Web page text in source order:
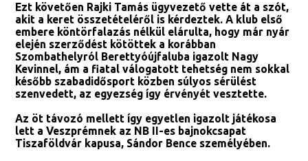
Ezt követően Rajki Tamás ügyvezető vette át a szót,
akit a keret összetételéről is kérdeztek. A klub első
embere köntörfalazás nélkül elárulta, hogy már nyár
elején szerződést kötöttek a korábban
Szombathelyról Berettyóújfaluba igazolt Nagy
Kevinnel, ám a fiatal válogatott tehetség nem sokkal
később szabadidősport közben súlyos sérülést
szenvedett, az egyezség így érvényét vesztette.
Az öt távozó mellett így egyetlen igazolt játékosa
lett a Veszprémnek az NB II-es bajnokcsapat
Tiszaföldvár kapusa, Sándor Bence személyében.